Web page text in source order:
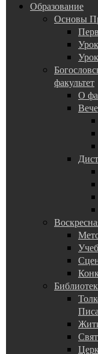
Образование
Основы
факультет
О